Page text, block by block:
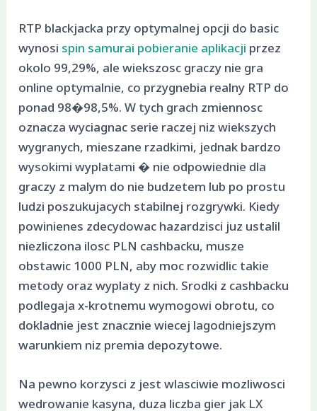
RTP blackjacka przy optymalnej opcji do basic
wynosi spin samurai pobieranie aplikacji przez
okolo 99,29%, ale wiekszosc graczy nie gra
online optymalnie, co przygnebia realny RTP do
ponad 98�98,5%. W tych grach zmiennosc
oznacza wyciagnac serie raczej niz wiekszych
wygranych, mieszane rzadkimi, jednak bardzo
wysokimi wyplatami � nie odpowiednie dla
graczy z malym do nie budzetem lub po prostu
ludzi poszukujacych stabilnej rozgrywki. Kiedy
powinienes zdecydowac hazardzisci juz ustalil
niezliczona ilosc PLN cashbacku, musze
obstawic 1000 PLN, aby moc rozwidlic takie
metody oraz wyplaty z nich. Srodki z cashbacku
podlegaja x-krotnemu wymogowi obrotu, co
dokladnie jest znacznie wiecej lagodniejszym
warunkiem niz premia depozytowe.
Na pewno korzysci z jest wlasciwie mozliwosci
wedrowanie kasyna, duza liczba gier jak LX